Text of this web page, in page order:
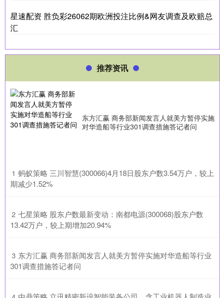
星速配资 胜负彩26062期欧洲投注比例&网友调查及欧赔总
汇
推荐资讯
东方汇赢 商务部新闻发言人就美方暂停实施
对华造船等行业301调查措施答记者问
1 ​蚂蚁策略 三川智慧(300066)4月18日股东户数3.54万户，较上
期减少1.52%
2 ​七星策略 股东户数最新变动：南都电源(300068)股东户数
13.42万户，较上期增加20.94%
3 ​东方汇赢 商务部新闻发言人就美方暂停实施对华造船等行业
301调查措施答记者问